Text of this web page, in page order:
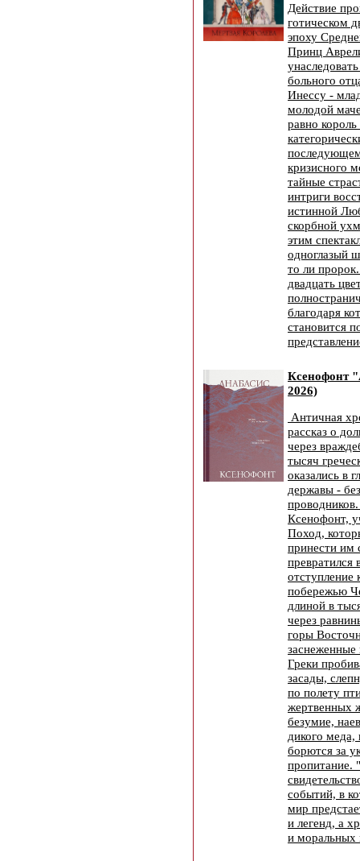
Действие
готическом
эпоху
Принц
больного
Инессу -
молодой
равно
кризисного
тайные
интриги
истинной
скорбной
этим
одноглазый
то ли
двадцать
благодаря
становится
Ксенофонт
2026)
Античная
рассказ о
через
тысяч
оказались в
державы -
Ксенофонт,
Поход,
принести им
превратился
отступление
побережью
длиной в
через
горы
Греки
засады,
по полету
жертвенных
безумие,
дикого
борются за
пропитание.
событий, в
мир
и легенд, а
и моральных